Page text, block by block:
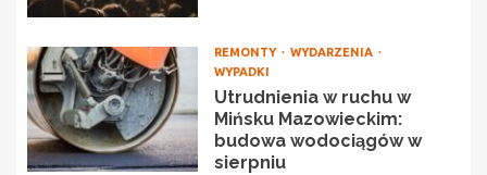
REMONTY
WYDARZENIA
WYPADKI
Utrudnienia w ruchu w
Mińsku Mazowieckim:
budowa wodociągów w
sierpniu